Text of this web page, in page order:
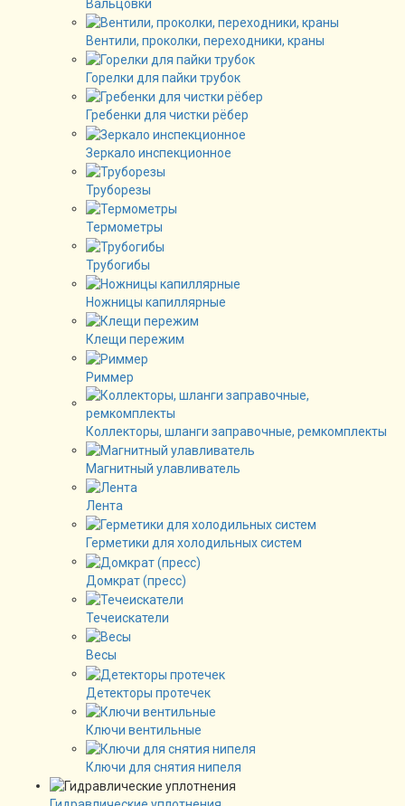
Вальцовки
Вентили, проколки, переходники, краны
Горелки для пайки трубок
Гребенки для чистки рёбер
Зеркало инспекционное
Труборезы
Термометры
Трубогибы
Ножницы капиллярные
Клещи пережим
Риммер
Коллекторы, шланги заправочные, ремкомплекты
Магнитный улавливатель
Лента
Герметики для холодильных систем
Домкрат (пресс)
Течеискатели
Весы
Детекторы протечек
Ключи вентильные
Ключи для снятия нипеля